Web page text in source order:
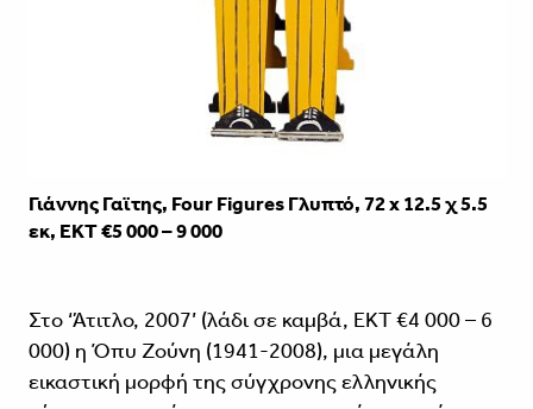
Γιάννης Γαϊτης, Four Figures Γλυπτό, 72 x 12.5 χ 5.5
εκ, ΕΚΤ €5 000 – 9 000
Στο ‘Άτιτλο, 2007’ (λάδι σε καμβά, ΕΚΤ €4 000 – 6
000) η Όπυ Ζούνη (1941-2008), μια μεγάλη
εικαστική μορφή της σύγχρονης ελληνικής